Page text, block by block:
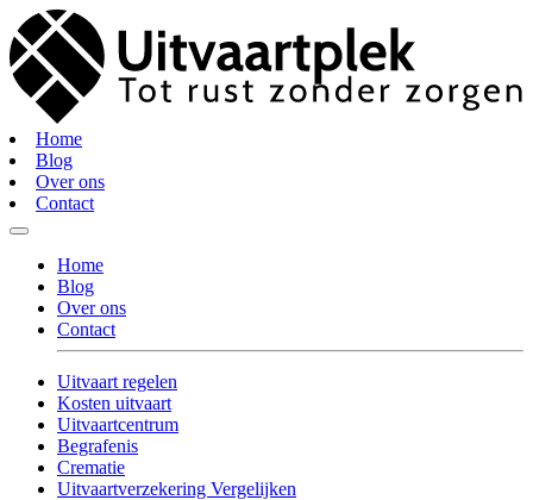
Home
Blog
Over ons
Contact
Home
Blog
Over ons
Contact
Uitvaart regelen
Kosten uitvaart
Uitvaartcentrum
Begrafenis
Crematie
Uitvaartverzekering Vergelijken